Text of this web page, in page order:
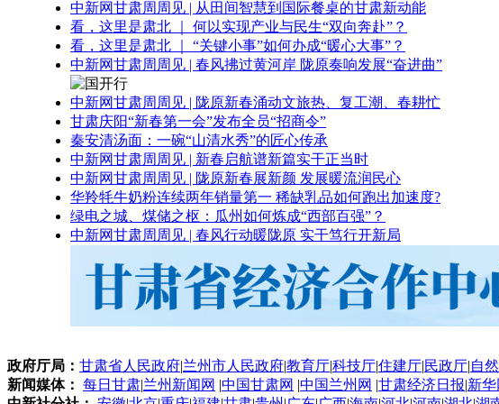
中新网甘肃周周见 | 从田间智慧到国际餐桌的甘肃新动能
看，这里是肃北 ｜ 何以实现产业与民生“双向奔赴”？
看，这里是肃北 ｜ “关键小事”如何办成“暖心大事”？
中新网甘肃周周见 | 春风拂过黄河岸 陇原奏响发展“奋进曲”
中新网甘肃周周见 | 陇原新春涌动文旅热、复工潮、春耕忙
甘肃庆阳“新春第一会”发布全员“招商令”
秦安清汤面：一碗“山清水秀”的匠心传承
中新网甘肃周周见 | 新春启航谱新篇实干正当时
中新网甘肃周周见 | 陇原新春展新颜 发展暖流润民心
华羚牦牛奶粉连续两年销量第一 稀缺乳品如何跑出加速度?
绿电之城、煤储之枢：瓜州如何炼成“西部百强”？
中新网甘肃周周见 | 春风行动暖陇原 实干笃行开新局
政府厅局： 甘肃省人民政府|兰州市人民政府|教育厅|科技厅|住建厅|民政厅|自
新闻媒体： 每日甘肃|兰州新闻网 |中国甘肃网 |中国兰州网 |甘肃经济日报|新